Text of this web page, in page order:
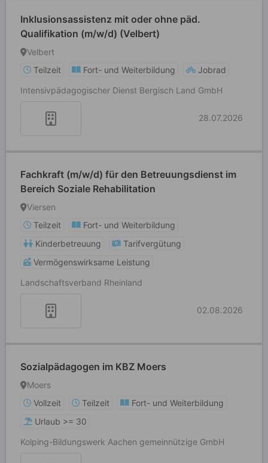
Inklusionsassistenz mit oder ohne päd.
Qualifikation (m/w/d) (Velbert)
Velbert
Teilzeit
Fort- und Weiterbildung
Jobrad
Intensivpädagogischer Dienst Bergisch Land GmbH
28.07.2026
Fachkraft (m/w/d) für den Betreuungsdienst im
Bereich Soziale Rehabilitation
Viersen
Teilzeit
Fort- und Weiterbildung
Kinderbetreuung
Tarifvergütung
Vermögenswirksame Leistung
Landschaftsverband Rheinland
02.08.2026
Sozialpädagogen im KBZ Moers
Moers
Vollzeit
Teilzeit
Fort- und Weiterbildung
Urlaub >= 30
Kolping-Bildungswerk Aachen gemeinnützige GmbH